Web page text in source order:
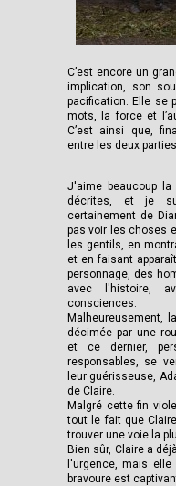
C’est encore un
implication, son
pacification. Elle se
mots, la force et
C’est ainsi que,
entre les deux
J'aime beaucoup
décrites, et je
certainement de
pas voir les choses
les gentils, en
et en faisant
personnage, des
avec l'histoire,
consciences.
Malheureusement,
décimée par une
et ce dernier,
responsables, se
leur guérisseuse,
de Claire.
Malgré cette fin
tout le fait que
trouver une voie la
Bien sûr, Claire a
l'urgence, mais
bravoure est